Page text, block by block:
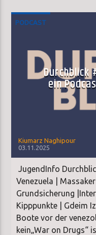
PODCAST
Durchblick
ein
Kiumarz Naghipour
03.11.2025
JugendInfo
Venezuela |
Grundsicherung
Kipppunkte | Gdeim
Boote vor der
kein„War on Drugs“